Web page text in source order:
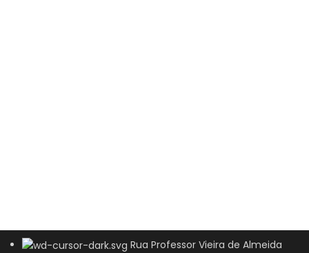
Rua Professor Vieira de Almeida